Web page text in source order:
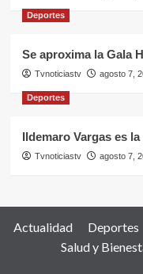
Deportes
Se aproxima la Gala
Tvnoticiastv agosto 7,
Deportes
Ildemaro Vargas es
Tvnoticiastv agosto 7,
Actualidad Deportes
Salud y